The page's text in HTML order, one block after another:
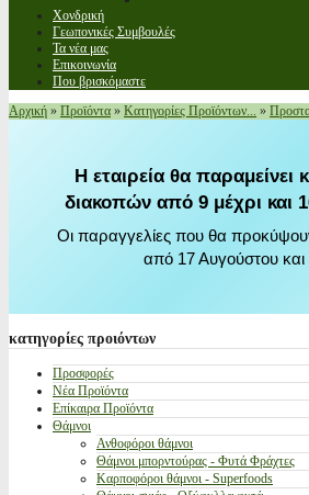
Χονδρική
Γεωπονικές Συμβουλές
Τα νέα μας
Επικοινωνία
Που βρισκόμαστε
Αρχική » Προϊόντα » Κατηγορίες Προϊόντων... »
Η εταιρεία θα παραμείνει
διακοπών από 9 μέχρι και
Οι παραγγελίες που θα
από 17 Αυγούστου και
κατηγορίες προιόντων
Προσφορές
Νέα Προϊόντα
Επίκαιρα Προϊόντα
Θάμνοι
Ανθοφόροι θάμνοι
Θάμνοι μπορντούρας - Φυτά Φράχτες
Καρποφόροι θάμνοι - Superfoods